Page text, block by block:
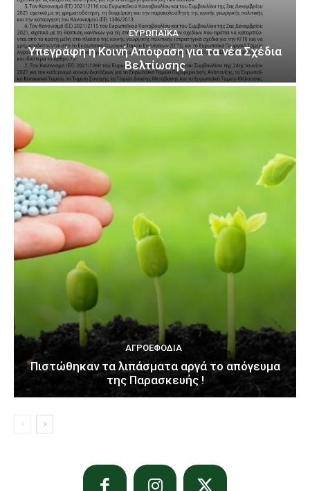
ΕΥΡΩΠΑΪΚΆ
Υπεγράφη η Κοινή Απόφαση για τα νέα Σχέδια
Βελτίωσης
ΑΓΡΟΕΦΌΔΙΑ
Πιστώθηκαν τα λιπάσματα αργά το απόγευμα
της Παρασκευής !